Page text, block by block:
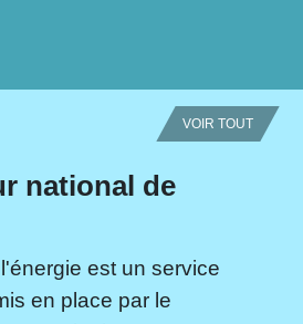
VOIR TOUT
national de
est un service
en place par le